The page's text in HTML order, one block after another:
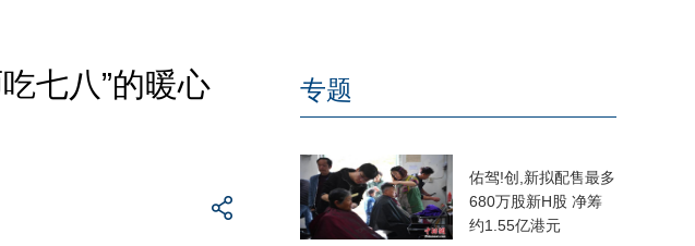
七八”的暖心
专题
佑驾!创,新拟配售最多
680万股新H股 净筹
约1.55亿港元